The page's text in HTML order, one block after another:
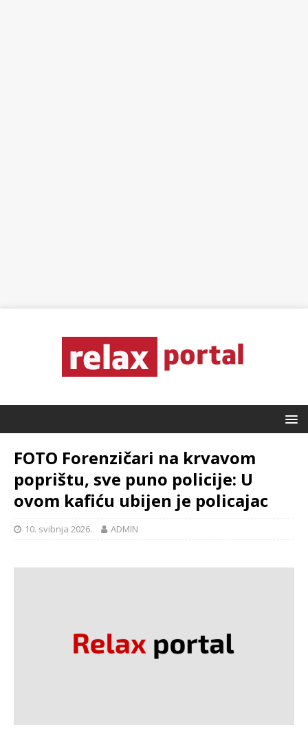
FOTO Forenzičari na krvavom
poprištu, sve puno policije: U
ovom kafiću ubijen je policajac
10. svibnja 2026. ADMIN